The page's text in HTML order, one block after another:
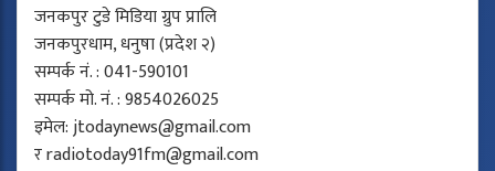
जनकपुर टुडे मिडिया ग्रुप प्रालि
जनकपुरधाम, धनुषा (प्रदेश २)
सम्पर्क नं. : 041-590101
सम्पर्क मो. नं. : 9854026025
इमेल:jtodaynews@gmail.com
रradiotoday91fm@gmail.com